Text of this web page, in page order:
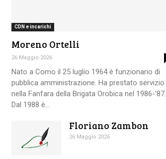
CDN e incarichi
Moreno Ortelli
26 Maggio 2026
Nato a Como il 25 luglio 1964 è funzionario di
pubblica amministrazione. Ha prestato servizio
nella Fanfara della Brigata Orobica nel 1986-’87.
Dal 1988 è...
Floriano Zambon
26 Maggio 2026